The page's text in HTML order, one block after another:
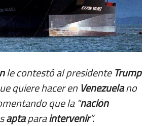
le contestó al presidente Trump
quiere hacer en Venezuelano
que la "nación
aptaparaintervenir”.